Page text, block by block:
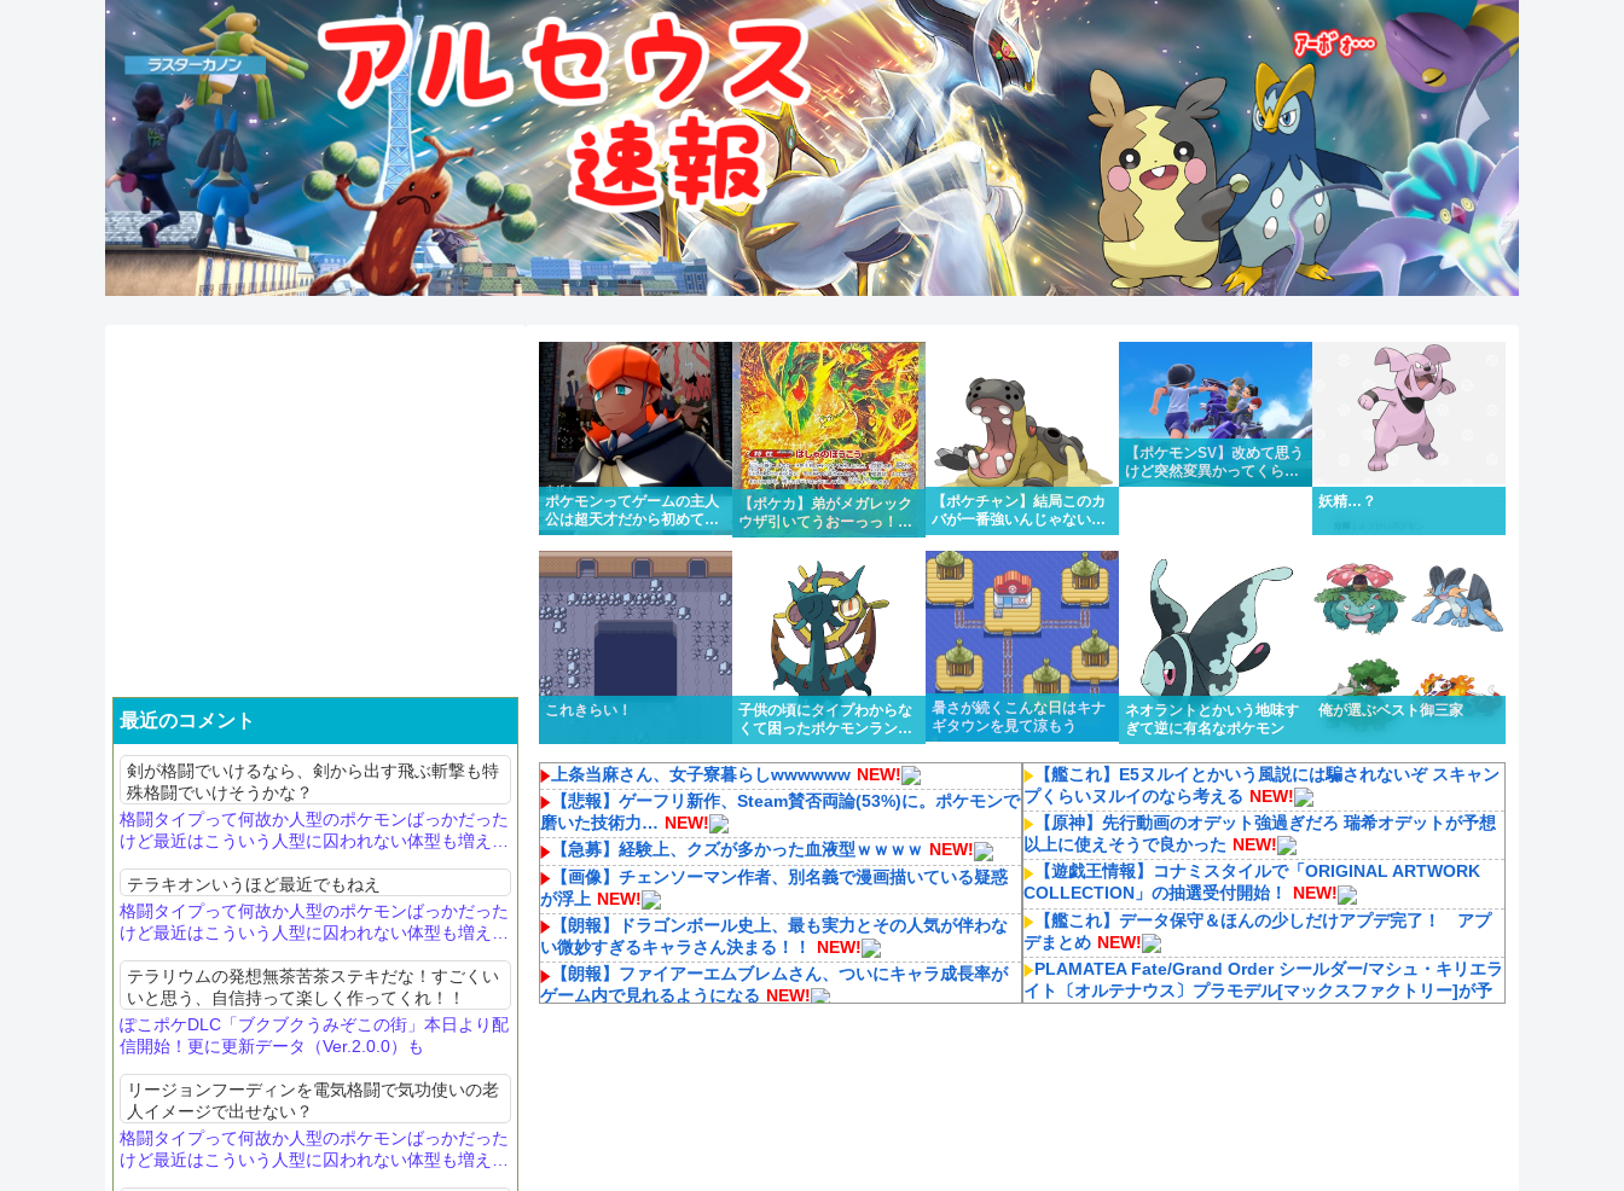
ポケモンってゲームの主人
公は超天才だから初めて出
場したポケモンリーグもさ
くっと優勝しちゃうけど…
【ポケカ】弟がメガレック
ウザ引いてうおーっっ！！
かっけー！！って一緒にな
ってるんだけど…
【ポケチャン】結局このカ
バが一番強いんじゃない
か？
【ポケモンSV】改めて思う
けど突然変異かってくらい
メインストーリーがめちゃ
妖精…？
これきらい！
子供の頃にタイプわからな
くて困ったポケモンランキ
ング１位はる
暑さが続くこんな日はキナ
ギタウンを見て涼もう
ネオラントとかいう地味す
ぎて逆に有名なポケモン
俺が選ぶベスト御三家
上条当麻さん、女子寮暮らしwwwwww NEW!
【悲報】ゲーフリ新作、Steam賛否両論(53%)に。ポケモンで
磨いた技術力… NEW!
【急募】経験上、クズが多かった血液型ｗｗｗｗ NEW!
【画像】チェンソーマン作者、別名義で漫画描いている疑惑
が浮上 NEW!
【朗報】ドラゴンボール史上、最も実力とその人気が伴わな
い微妙すぎるキャラさん決まる！！
NEW!
【朗報】ファイアーエムブレムさん、ついにキャラ成長率が
ゲーム内で見れるようになる NEW!
【艦これ】E5ヌルイとかいう風説には騙されないぞ スキャン
プくらいヌルイのなら考える NEW!
【原神】先行動画のオデット強過ぎだろ 瑞希オデットが予想
以上に使えそうで良かった NEW!
【遊戯王情報】コナミスタイルで「ORIGINAL ARTWORK
COLLECTION」の抽選受付開始！
NEW!
【艦これ】データ保守＆ほんの少しだけアプデ完了！ アプ
デまとめ NEW!
PLAMATEA Fate/Grand Order シールダー/マシュ・キリエラ
イト〔オルテナウス〕プラモデル[マックスファクトリー]が予
最近のコメント
剣が格闘でいけるなら、剣から出す飛ぶ斬撃も特
殊格闘でいけそうかな？
格闘タイプって何故か人型のポケモンばっかだった
けど最近はこういう人型に囚われない体型も増えて
テラキオンいうほど最近でもねえ
格闘タイプって何故か人型のポケモンばっかだった
けど最近はこういう人型に囚われない体型も増えて
テラリウムの発想無茶苦茶ステキだな！すごくい
いと思う、自信持って楽しく作ってくれ！！
ぽこポケDLC「ブクブクうみぞこの街」本日より配
信開始！更に更新データ（Ver.2.0.0）も
リージョンフーディンを電気格闘で気功使いの老
人イメージで出せない？
格闘タイプって何故か人型のポケモンばっかだった
けど最近はこういう人型に囚われない体型も増えて